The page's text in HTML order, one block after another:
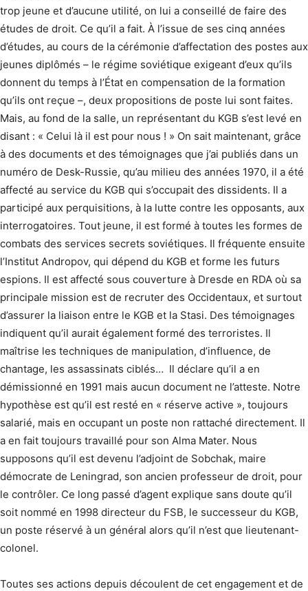
trop jeune et d’aucune utilité, on lui a conseillé de faire des
études de droit. Ce qu’il a fait. À l’issue de ses cinq années
d’études, au cours de la cérémonie d’affectation des postes aux
jeunes diplômés – le régime soviétique exigeant d’eux qu’ils
donnent du temps à l’État en compensation de la formation
qu’ils ont reçue –, deux propositions de poste lui sont faites.
Mais, au fond de la salle, un représentant du KGB s’est levé en
disant : « Celui là il est pour nous ! » On sait maintenant, grâce
à des documents et des témoignages que j’ai publiés dans un
numéro de Desk-Russie, qu’au milieu des années 1970, il a été
affecté au service du KGB qui s’occupait des dissidents. Il a
participé aux perquisitions, à la lutte contre les opposants, aux
interrogatoires. Tout jeune, il est formé à toutes les formes de
combats des services secrets soviétiques. Il fréquente ensuite
l’Institut Andropov, qui dépend du KGB et forme les futurs
espions. Il est affecté sous couverture à Dresde en RDA où sa
principale mission est de recruter des Occidentaux, et surtout
d’assurer la liaison entre le KGB et la Stasi. Des témoignages
indiquent qu’il aurait également formé des terroristes. Il
maîtrise les techniques de manipulation, d’influence, de
chantage, les assassinats ciblés… Il déclare qu’il a en
démissionné en 1991 mais aucun document ne l’atteste. Notre
hypothèse est qu’il est resté en « réserve active », toujours
salarié, mais en occupant un poste non rattaché directement. Il
a en fait toujours travaillé pour son Alma Mater. Nous
supposons qu’il est devenu l’adjoint de Sobchak, maire
démocrate de Leningrad, son ancien professeur de droit, pour
le contrôler. Ce long passé d’agent explique sans doute qu’il
soit nommé en 1998 directeur du FSB, le successeur du KGB,
un poste réservé à un général alors qu’il n’est que lieutenant-
colonel.
Toutes ses actions depuis découlent de cet engagement et de